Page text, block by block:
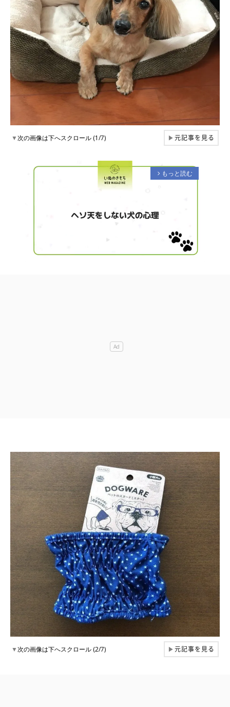
▼次の画像は下へスクロール (1/7) ▶元記事を見る
arrow_forward_ios もっと読む
▼次の画像は下へスクロール (2/7) ▶元記事を見る